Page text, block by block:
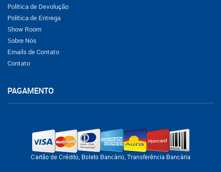
Política de Devolução
Política de Entrega
Show Room
Sobre Nós
Emails de Contato
Contato
PAGAMENTO